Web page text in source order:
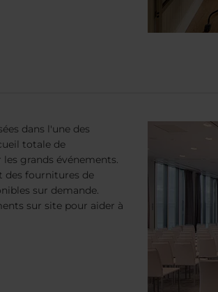
dans l'une des
totale de
grands événements.
des fournitures de
sur demande.
sur site pour aider à